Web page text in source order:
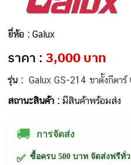
ยี่ห้อ :Galux
ราคา :3,000 บาท
รุ่น :Galux GS-214 ขาตั้งกีตา
สถานะสินค้า :มีสินค้าพร้อมส่ง
🚚 การจัดส่ง
✅ ซื้อครบ 500 บาท จัดส่งฟรีทั่